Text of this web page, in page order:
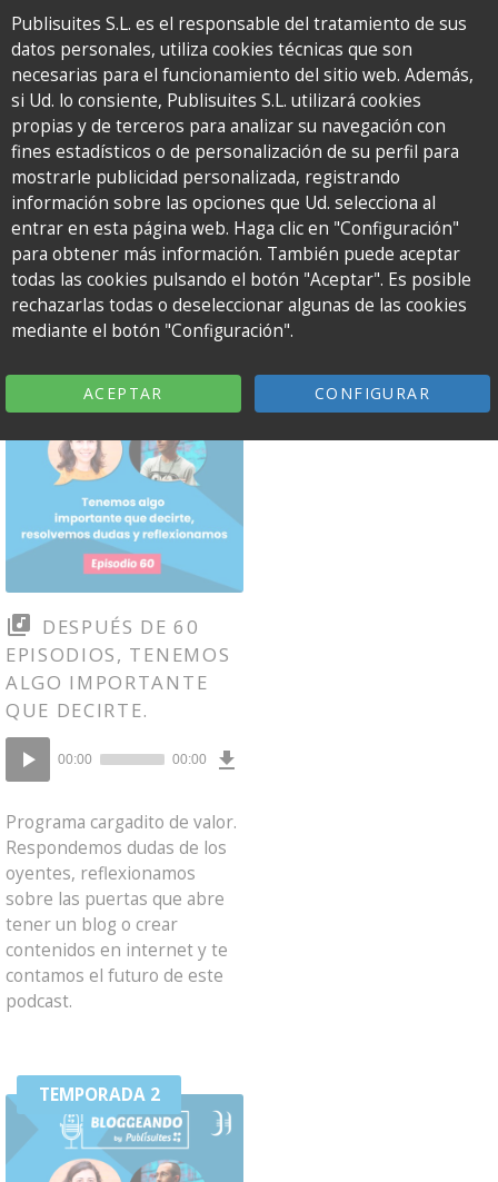
El
podcast
de
Publisuites
para
bloggers
Archivos:Episodes
DESPUÉS DE 60
EPISODIOS, TENEMOS
ALGO IMPORTANTE
QUE DECIRTE.
Reproductor
de
00:00 00:00
Programa cargadito de valor.
Respondemos dudas de los
oyentes, reflexionamos
sobre las puertas que abre
tener un blog o crear
contenidos en internet y te
contamos el futuro de este
podcast.
TEMPORADA 2
Publisuites S.L. es el responsable del tratamiento de sus
datos personales, utiliza cookies técnicas que son
necesarias para el funcionamiento del sitio web. Además,
si Ud. lo consiente, Publisuites S.L. utilizará cookies
propias y de terceros para analizar su navegación con
fines estadísticos o de personalización de su perfil para
mostrarle publicidad personalizada, registrando
información sobre las opciones que Ud. selecciona al
entrar en esta página web. Haga clic en "Configuración"
para obtener más información. También puede aceptar
todas las cookies pulsando el botón "Aceptar". Es posible
rechazarlas todas o deseleccionar algunas de las cookies
mediante el botón "Configuración".
ACEPTAR CONFIGURAR